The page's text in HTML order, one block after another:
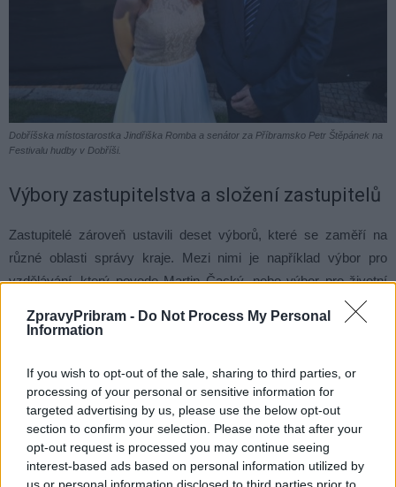
ZpravyPribram - Do Not Process My Personal
Information
If you wish to opt-out of the sale, sharing to third parties, or
processing of your personal or sensitive information for
targeted advertising by us, please use the below opt-out
section to confirm your selection. Please note that after your
opt-out request is processed you may continue seeing
interest-based ads based on personal information utilized by
Dobříšska místostarostka Jindřiška Romba a senátor za Příbramsko Petr Štěpánek na
Festivalu hudby v Dobříši.
Výbory zastupitelstva a složení zastupitelů
Zastupitelé zároveň ustavili deset výborů, které se zaměří na
různé oblasti správy kraje. Mezi nimi je například výbor pro
vzdělávání, který povede Martin Čacký, nebo výbor pro životní
prostředí a zemědělství pod vedením Karla Bendla. Jediná
pozice, která zůstává neobsazena, je předseda kontrolního
jednání.
Středočeské zastupitelstvo má nyní 65 členů, z toho hnutí ANO
obsadilo 25 křesel, STAN má 20 zastupitelů, SPOLU 13 mandátů,
koalice SPD, Trikolora a PRO čtyři zastupitele a tři zastupitele má